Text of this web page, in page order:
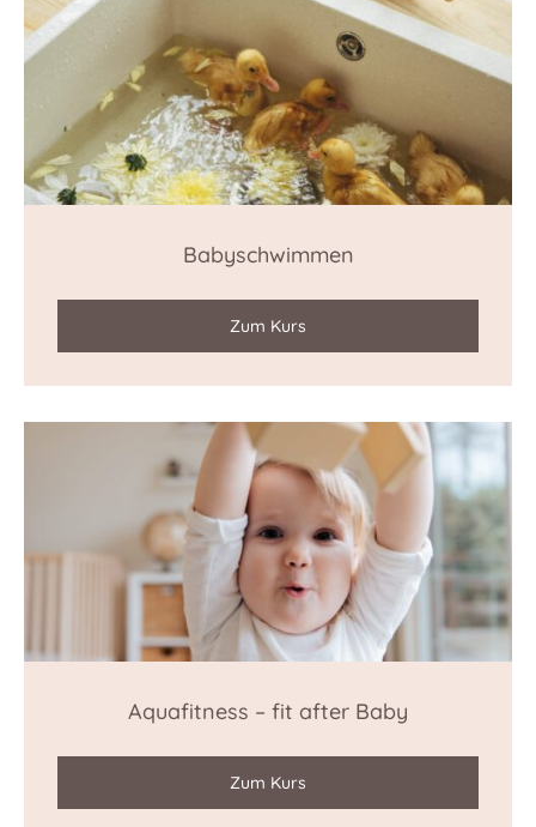
Babyschwimmen
Zum Kurs
Aquafitness – fit after Baby
Zum Kurs